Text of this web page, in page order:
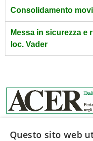
Consolidamento
Messa in sicurezza e
loc. Vader
Questo sito web